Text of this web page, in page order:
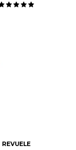
REVUELE